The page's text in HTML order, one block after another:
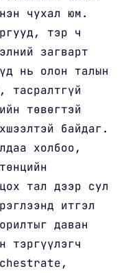
чухал юм.
тэр ч
загварт
нь олон талын
тасралтгүй
төвөгтэй
байдаг.
холбоо,
тал дээр сул
итгэл
даван
тэргүүлэгч